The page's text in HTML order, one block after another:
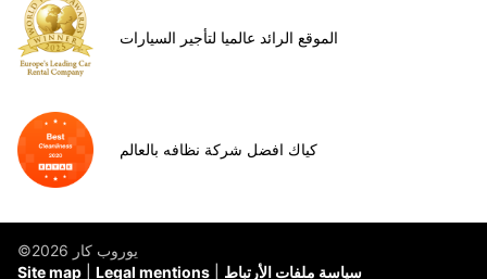
الموقع الرائد عالميا لتأجير السيارات
كياك افضل شركة نظافه بالعالم
©يوروب كار 2026
Site map
Legal mentions سياسة ملفات الأرتباط